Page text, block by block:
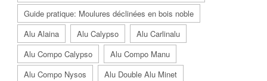
Guide pratique: Moulures déclinées en bois noble
Alu Alaina
Alu Calypso
Alu Carlinalu
Alu Compo Calypso
Alu Compo Manu
Alu Compo Nysos
Alu Double Alu Minet